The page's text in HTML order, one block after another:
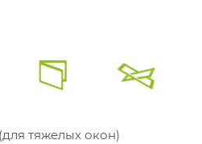
тяжелых окон)